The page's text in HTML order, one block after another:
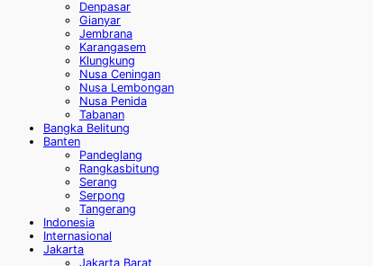
Denpasar
Gianyar
Jembrana
Karangasem
Klungkung
Nusa Ceningan
Nusa Lembongan
Nusa Penida
Tabanan
Bangka Belitung
Banten
Pandeglang
Rangkasbitung
Serang
Serpong
Tangerang
Indonesia
Internasional
Jakarta
Jakarta Barat